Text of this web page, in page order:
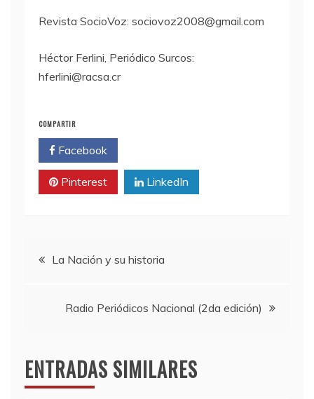
Revista SocioVoz: sociovoz2008@gmail.com
Héctor Ferlini, Periódico Surcos:
hferlini@racsa.cr
COMPARTIR
Facebook
Pinterest LinkedIn
Navegación
La Nación y su historia
Radio Periódicos Nacional (2da edición)
ENTRADAS SIMILARES